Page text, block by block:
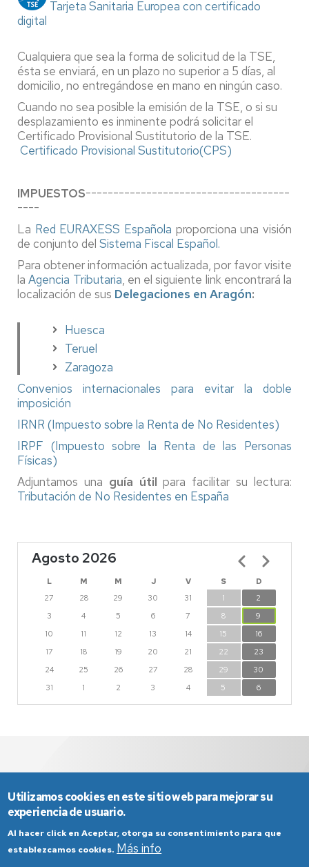
Tarjeta Sanitaria Europea con certificado
digital
Cualquiera que sea la forma de solicitud de la TSE,
ésta se enviará, en un plazo no superior a 5 días, al
domicilio, no entregándose en mano en ningún caso.
Cuando no sea posible la emisión de la TSE, o si su
desplazamiento es inminente podrá solicitar el
Certificado Provisional Sustitutorio de la TSE.
Certificado Provisional Sustitutorio(CPS)
IMPUESTOS-------------------------------------
----
La Red EURAXESS Española proporciona una visión
de conjunto del Sistema Fiscal Español.
Para obtener información actualizada, por favor visite
laAgencia Tributaria, en el siguiente link encontrará la
localización de sus Delegaciones en Aragón:
Huesca
Teruel
Zaragoza
Convenios internacionales para evitar la doble
imposición
IRNR (Impuesto sobre la Renta de No Residentes)
IRPF (Impuesto sobre la Renta de las Personas
Físicas)
Adjuntamos una guía útil para facilitar su lectura:
Tributación de No Residentes en España
Agosto 2026
L M M J V S
D
27
28 29 30 31 1
2
3
4 5 6 7 8
9
10
11 12 13 14 15
16
17
18 19 20 21 22
23
24
25 26 27 28 29
30
31
1 2 3 4 5 6
Paginación
Utilizamos cookies en este sitio web para mejorar su
experiencia de usuario.
Al hacer click en Aceptar, otorga su consentimiento para que
establezcamos cookies. Más info